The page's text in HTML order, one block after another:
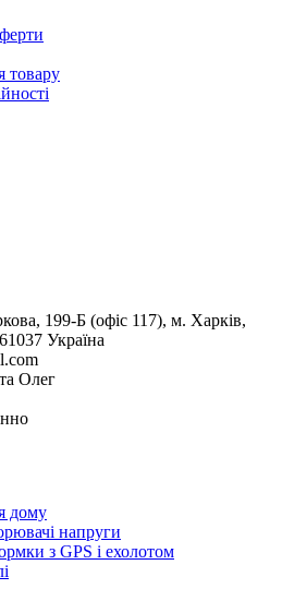
товару
199-Б (офіс 117), м. Харків,
Україна
Олег
дому
напруги
з GPS і ехолотом